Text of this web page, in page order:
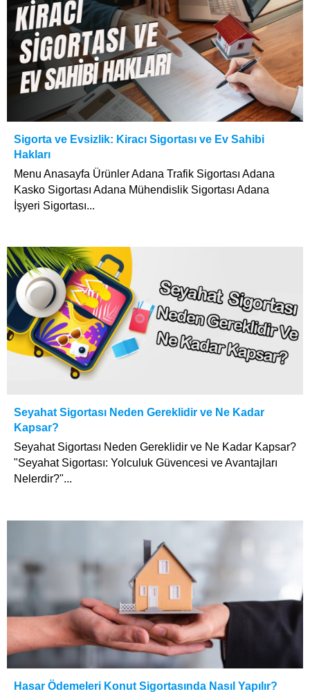
Sigorta ve Evsizlik: Kiracı Sigortası ve Ev Sahibi
Hakları
Menu Anasayfa Ürünler Adana Trafik Sigortası Adana
Kasko Sigortası Adana Mühendislik Sigortası Adana
İşyeri Sigortası...
Seyahat Sigortası Neden Gereklidir ve Ne Kadar
Kapsar?
Seyahat Sigortası Neden Gereklidir ve Ne Kadar Kapsar?
"Seyahat Sigortası: Yolculuk Güvencesi ve Avantajları
Nelerdir?"...
Hasar Ödemeleri Konut Sigortasında Nasıl Yapılır?